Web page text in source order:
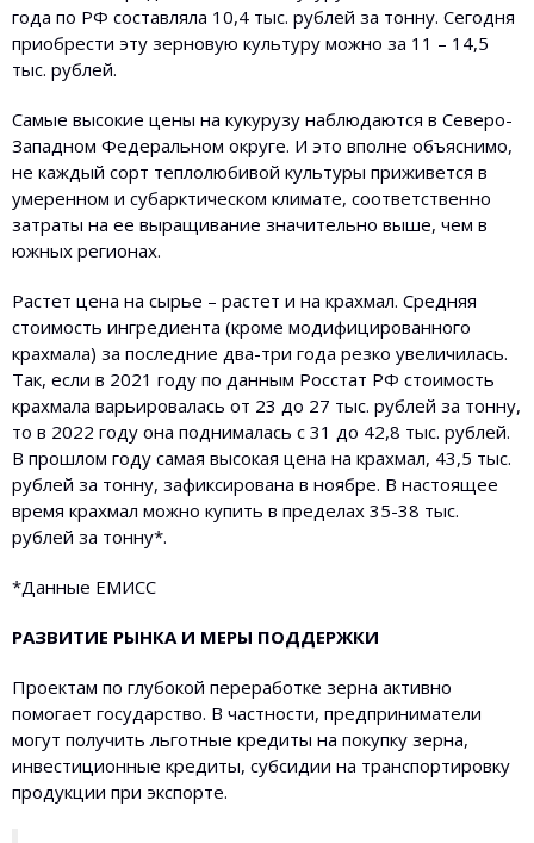
года по РФ составляла 10,4 тыс. рублей за тонну. Сегодня
приобрести эту зерновую культуру можно за 11 – 14,5
тыс. рублей.
Самые высокие цены на кукурузу наблюдаются в Северо-
Западном Федеральном округе. И это вполне объяснимо,
не каждый сорт теплолюбивой культуры приживется в
умеренном и субарктическом климате, соответственно
затраты на ее выращивание значительно выше, чем в
южных регионах.
Растет цена на сырье – растет и на крахмал. Средняя
стоимость ингредиента (кроме модифицированного
крахмала) за последние два-три года резко увеличилась.
Так, если в 2021 году по данным Росстат РФ стоимость
крахмала варьировалась от 23 до 27 тыс. рублей за тонну,
то в 2022 году она поднималась с 31 до 42,8 тыс. рублей.
В прошлом году самая высокая цена на крахмал, 43,5 тыс.
рублей за тонну, зафиксирована в ноябре. В настоящее
время крахмал можно купить в пределах 35-38 тыс.
рублей за тонну*.
*Данные ЕМИСС
РАЗВИТИЕ РЫНКА И МЕРЫ ПОДДЕРЖКИ
Проектам по глубокой переработке зерна активно
помогает государство. В частности, предприниматели
могут получить льготные кредиты на покупку зерна,
инвестиционные кредиты, субсидии на транспортировку
продукции при экспорте.